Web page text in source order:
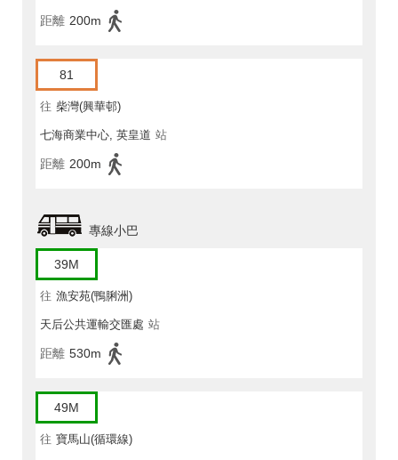
距離 200m
81
往 柴灣(興華邨)
七海商業中心, 英皇道 站
距離 200m
專線小巴
39M
往 漁安苑(鴨脷洲)
天后公共運輸交匯處 站
距離 530m
49M
往 寶馬山(循環線)